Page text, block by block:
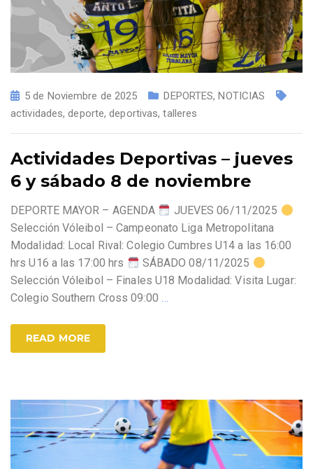
5 de Noviembre de 2025 DEPORTES,NOTICIAS
actividades,deporte,deportivas,talleres
Actividades Deportivas – jueves
6 y sábado 8 de noviembre
DEPORTE MAYOR – AGENDA
JUEVES 06/11/2025
Selección Vóleibol – Campeonato Liga Metropolitana
Modalidad: Local Rival: Colegio Cumbres U14 a las 16:00
hrs U16 a las 17:00 hrs
SÁBADO 08/11/2025
Selección Vóleibol – Finales U18 Modalidad: Visita Lugar:
Colegio Southern Cross 09:00 …
READ MORE